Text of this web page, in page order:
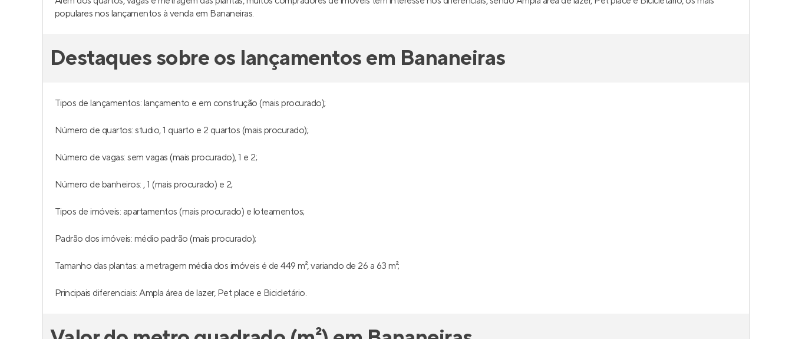
populares nos lançamentos à venda em Bananeiras.
Destaques sobre os lançamentos em Bananeiras
Tipos de lançamentos: lançamento e em construção (mais procurado);
Número de quartos: studio, 1 quarto e 2 quartos (mais procurado);
Número de vagas: sem vagas (mais procurado), 1 e 2;
Número de banheiros: , 1 (mais procurado) e 2;
Tipos de imóveis: apartamentos (mais procurado) e loteamentos;
Padrão dos imóveis: médio padrão (mais procurado);
Tamanho das plantas: a metragem média dos imóveis é de 449 m², variando de 26 a 63 m²;
Principais diferenciais: Ampla área de lazer, Pet place e Bicicletário.